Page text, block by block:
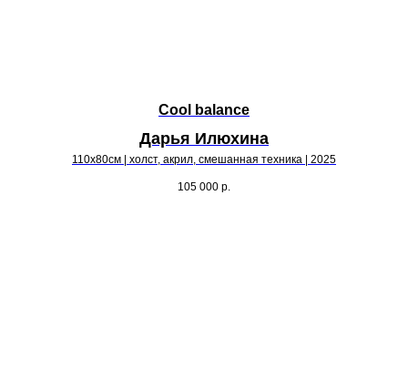
Cool balance
Дарья Илюхина
110х80см | холст, акрил, смешанная техника | 2025
105 000 р.